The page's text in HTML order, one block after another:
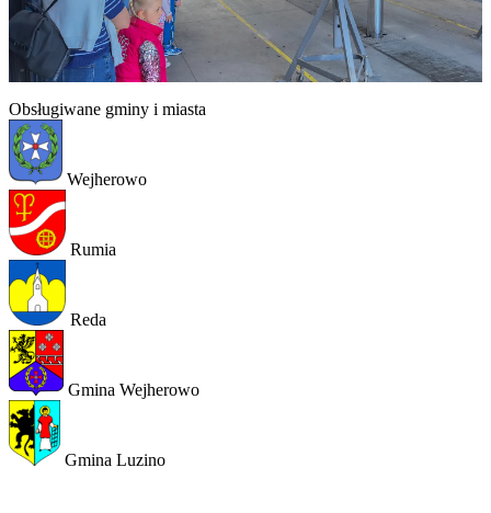
Obsługiwane gminy i miasta
Wejherowo
Rumia
Reda
Gmina Wejherowo
Gmina Luzino